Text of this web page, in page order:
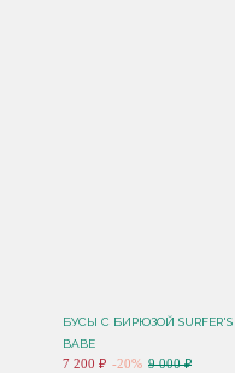
БУСЫ С БИРЮЗОЙ SURFER'S
BABE
7 200 ₽ -20% 9 000 ₽